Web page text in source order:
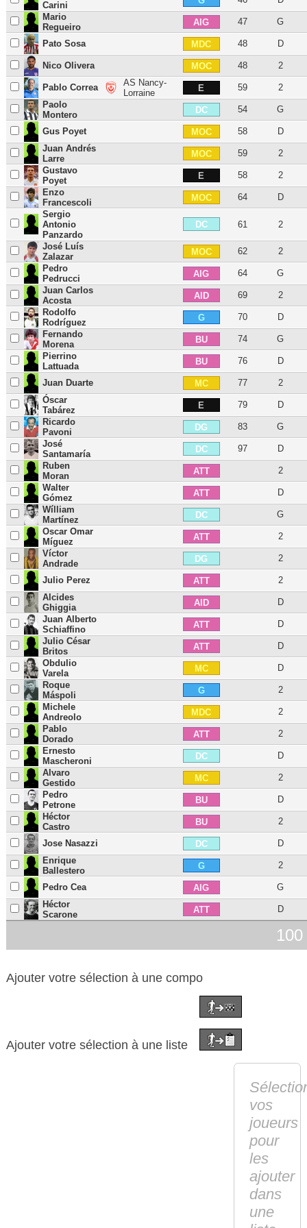
Carini
Mario
Regueiro
AIG 47 G
Pato Sosa MDC 48 D
Nico Olivera MOC 48 2
Pablo Correa
AS Nancy-
Lorraine
E 59
2
Paolo
Montero
DC 54 G
Gus Poyet MOC 58
D
Juan Andrés
Larre
MOC 59
2
Gustavo
Poyet
E 58
2
Enzo
Francescoli
MOC 64
D
Sergio
Antonio
Panzardo
DC 61 2
José Luís
Zalazar
MOC 62
2
Pedro
Pedrucci
AIG 64
G
Juan Carlos
Acosta
AID 69
2
Rodolfo
Rodríguez
G 70
D
Fernando
Morena
BU 74
G
Pierrino
Lattuada
BU 76 D
Juan Duarte MC 77
2
Óscar
Tabárez
E 79
D
Ricardo
Pavoni
DG 83
G
José
Santamaría
DC 97
D
Ruben
Moran
ATT
2
Walter
Gómez
ATT
D
Wílliam
Martínez
DC
G
Oscar Omar
Míguez
ATT
2
Víctor
Andrade
DG 2
Julio Perez ATT
2
Alcides
Ghiggia
AID
D
Juan Alberto
Schiaffino
ATT
D
Julio César
Britos
ATT
D
Obdulio
Varela
MC
D
Roque
Máspoli
G
2
Michele
Andreolo
MDC
2
Pablo
Dorado
ATT
2
Ernesto
Mascheroni
DC
D
Alvaro
Gestido
MC
2
Pedro
Petrone
BU
D
Héctor
Castro
BU 2
Jose Nasazzi DC
D
Enrique
Ballestero
G 2
Pedro Cea AIG
G
Héctor
Scarone
ATT D
Ajouter votre sélection à une compo
Ajouter votre sélection à une liste
vos
joueurs
pour
les
ajouter
dans
une